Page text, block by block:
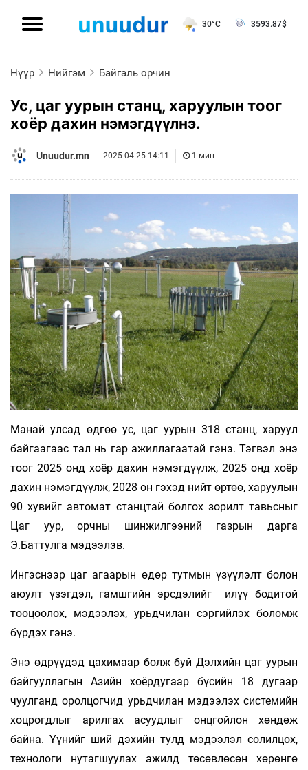
30°C 3593.87$
Нүүр Нийгэм Байгаль орчин
Ус, цаг уурын станц, харуулын тоог
хоёр дахин нэмэгдүүлнэ.
Unuudur.mn 2025-04-25 14:11 1 мин
Манай улсад өдгөө ус, цаг уурын 318 станц, харуул
байгаагаас тал нь гар ажиллагаатай гэнэ. Тэгвэл энэ
тоог 2025 онд хоёр дахин нэмэгдүүлж, 2025 онд хоёр
дахин нэмэгдүүлж, 2028 он гэхэд нийт өртөө, харуулын
90 хувийг автомат станцтай болгох зорилт тавьсныг
Цаг уур, орчны шинжилгээний газрын дарга
Э.Баттулга мэдээлэв.
Ингэснээр цаг агаарын өдөр тутмын үзүүлэлт болон
аюулт үзэгдэл, гамшгийн эрсдэлийг илүү бодитой
тооцоолох, мэдээлэх, урьдчилан сэргийлэх боломж
бүрдэх гэнэ.
Энэ өдрүүдэд цахимаар болж буй Дэлхийн цаг уурын
байгууллагын Азийн хоёрдугаар бүсийн 18 дугаар
чуулганд оролцогчид урьдчилан мэдээлэх системийн
хоцрогдлыг арилгах асуудлыг онцгойлон хөндөж
байна. Үүнийг ший дэхийн тулд мэдээлэл солилцох,
технологи нутагшуулах ажилд төсөвлөсөн хөрөнгө